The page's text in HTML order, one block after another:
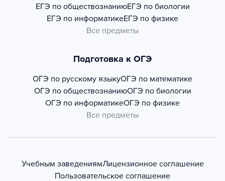
ЕГЭ по обществознаниюЕГЭ по биологии
ЕГЭ по информатикеЕГЭ по физике
Все предметы
Подготовка к ОГЭ
ОГЭ по русскому языкуОГЭ по математике
ОГЭ по обществознаниюОГЭ по биологии
ОГЭ по информатикеОГЭ по физике
Все предметы
Учебным заведениямЛицензионное соглашение
Пользовательское соглашение